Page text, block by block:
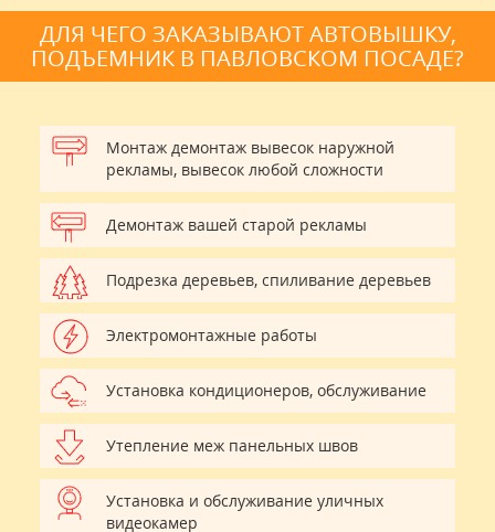
ДЛЯ ЧЕГО ЗАКАЗЫВАЮТ АВТОВЫШКУ,
ПОДЪЕМНИК В ПАВЛОВСКОМ ПОСАДЕ?
Монтаж демонтаж вывесок наружной
рекламы, вывесок любой сложности
Демонтаж вашей старой рекламы
Подрезка деревьев, спиливание деревьев
Электромонтажные работы
Установка кондиционеров, обслуживание
Утепление меж панельных швов
Установка и обслуживание уличных
видеокамер